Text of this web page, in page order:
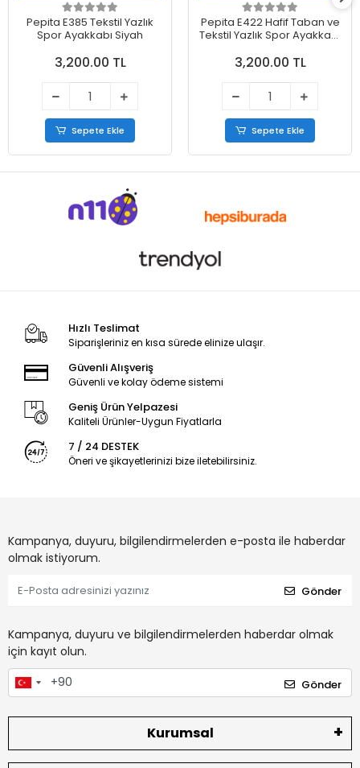
Pepita E385 Tekstil Yazlık
Spor Ayakkabı Siyah
3,200.00 TL
Sepete Ekle
Pepita E422 Hafif Taban ve
Tekstil Yazlık Spor Ayakkabı
3,200.00 TL
Sepete Ekle
Hızlı Teslimat
Siparişleriniz en kısa sürede elinize ulaşır.
Güvenli Alışveriş
Güvenli ve kolay ödeme sistemi
Geniş Ürün Yelpazesi
Kaliteli Ürünler-Uygun Fiyatlarla
7 / 24 DESTEK
Öneri ve şikayetlerinizi bize iletebilirsiniz.
Kampanya, duyuru, bilgilendirmelerden e-posta ile haberdar
olmak istiyorum.
Gönder
Kampanya, duyuru ve bilgilendirmelerden haberdar olmak
için kayıt olun.
Gönder
Kurumsal